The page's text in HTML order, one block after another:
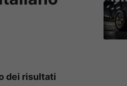
dei risultati